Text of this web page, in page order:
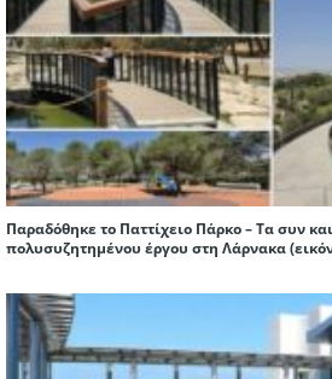
Παραδόθηκε το Παττίχειο Πάρκο – Τα συν
πολυσυζητημένου έργου στη Λάρνακα